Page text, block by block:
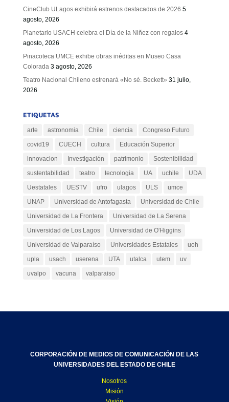
CineClub ULagos exhibirá estrenos destacados de 2026 5
agosto, 2026
Planetario USACH celebra el Día de la Niñez con regalos 4
agosto, 2026
Pinacoteca UMCE exhibe obras inéditas en Museo Casa
Colorada 3 agosto, 2026
Teatro Nacional Chileno estrenará «No sé. Beckett» 31 julio,
2026
ETIQUETAS
arte astronomia Chile ciencia
Congreso Futuro
covid19
CUECH cultura
Educación Superior
innovacion
Investigación patrimonio
Sostenibilidad
sustentabilidad
teatro tecnologia UA uchile
UDA
Uestatales
UESTV ufro ulagos ULS
umce
UNAP
Universidad de Antofagasta
Universidad de Chile
Universidad de La Frontera
Universidad de La Serena
Universidad de Los Lagos
Universidad de O'Higgins
Universidad de Valparaíso
Universidades Estatales
uoh
upla
usach userena UTA utalca utem
uv
uvalpo
vacuna valparaiso
CORPORACIÓN DE MEDIOS DE COMUNICACIÓN DE LAS
UNIVERSIDADES DEL ESTADO DE CHILE
Nosotros
Misión